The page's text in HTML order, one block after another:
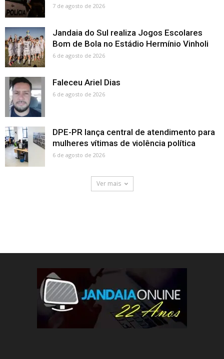
7 de agosto de 2026
Jandaia do Sul realiza Jogos Escolares
Bom de Bola no Estádio Hermínio Vinholi
6 de agosto de 2026
Faleceu Ariel Dias
6 de agosto de 2026
DPE-PR lança central de atendimento para
mulheres vítimas de violência política
6 de agosto de 2026
Ver mais